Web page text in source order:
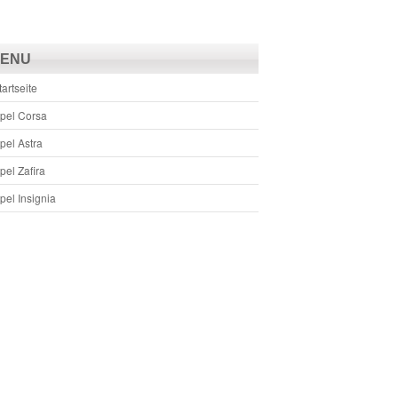
Corsa
Astra
Zafira
Insignia